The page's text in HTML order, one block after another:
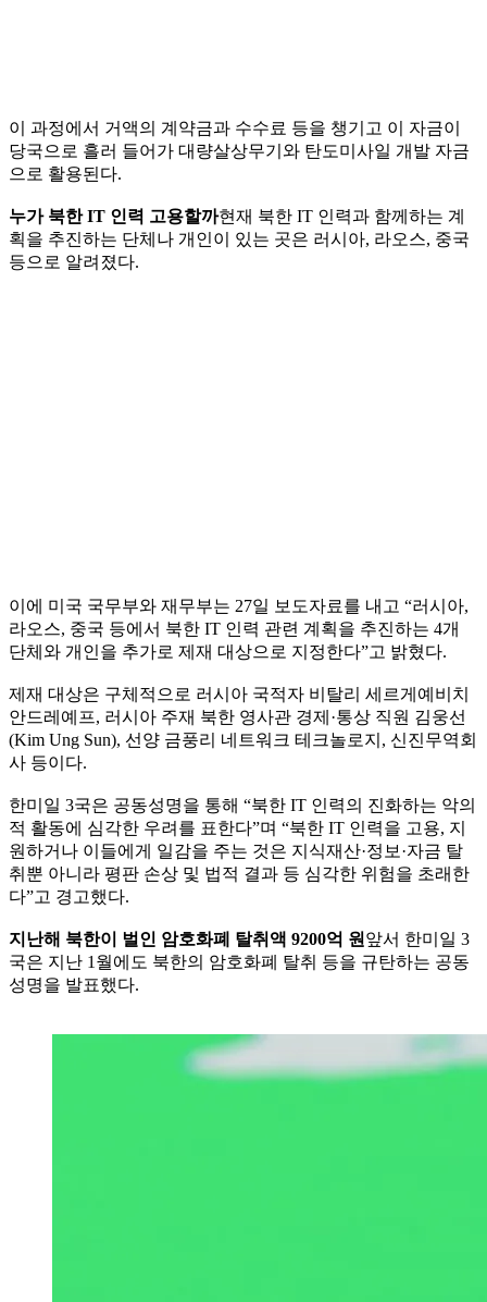
이 과정에서 거액의 계약금과 수수료 등을 챙기고 이 자금이
당국으로 흘러 들어가 대량살상무기와 탄도미사일 개발 자금
으로 활용된다.
누가 북한 IT 인력 고용할까현재 북한 IT 인력과 함께하는 계
획을 추진하는 단체나 개인이 있는 곳은 러시아, 라오스, 중국
등으로 알려졌다.
이에 미국 국무부와 재무부는 27일 보도자료를 내고 “러시아,
라오스, 중국 등에서 북한 IT 인력 관련 계획을 추진하는 4개
단체와 개인을 추가로 제재 대상으로 지정한다”고 밝혔다.
제재 대상은 구체적으로 러시아 국적자 비탈리 세르게예비치
안드레예프, 러시아 주재 북한 영사관 경제·통상 직원 김웅선
(Kim Ung Sun), 선양 금풍리 네트워크 테크놀로지, 신진무역회
사 등이다.
한미일 3국은 공동성명을 통해 “북한 IT 인력의 진화하는 악의
적 활동에 심각한 우려를 표한다”며 “북한 IT 인력을 고용, 지
원하거나 이들에게 일감을 주는 것은 지식재산·정보·자금 탈
취뿐 아니라 평판 손상 및 법적 결과 등 심각한 위험을 초래한
다”고 경고했다.
지난해 북한이 벌인 암호화폐 탈취액 9200억 원 앞서 한미일 3
국은 지난 1월에도 북한의 암호화폐 탈취 등을 규탄하는 공동
성명을 발표했다.